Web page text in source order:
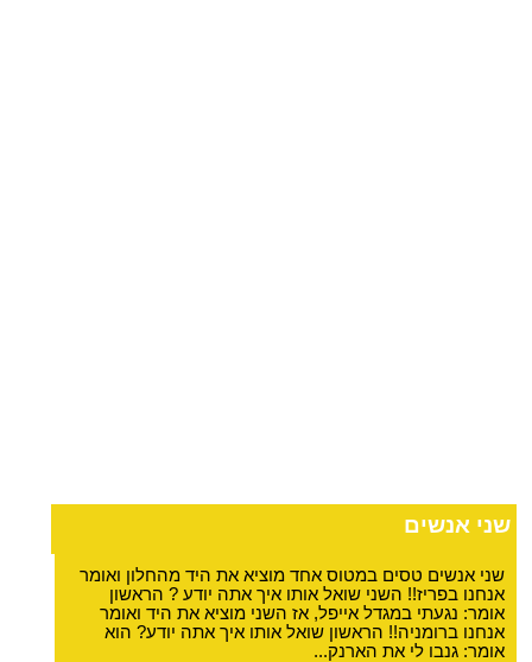
שני אנשים
שני אנשים טסים במטוס אחד מוציא את היד מהחלון ואומר
אנחנו בפריז!! השני שואל אותו איך אתה יודע ? הראשון
אומר: נגעתי במגדל אייפל, אז השני מוציא את היד ואומר
אנחנו ברומניה!! הראשון שואל אותו איך אתה יודע? הוא
אומר: גנבו לי את הארנק...